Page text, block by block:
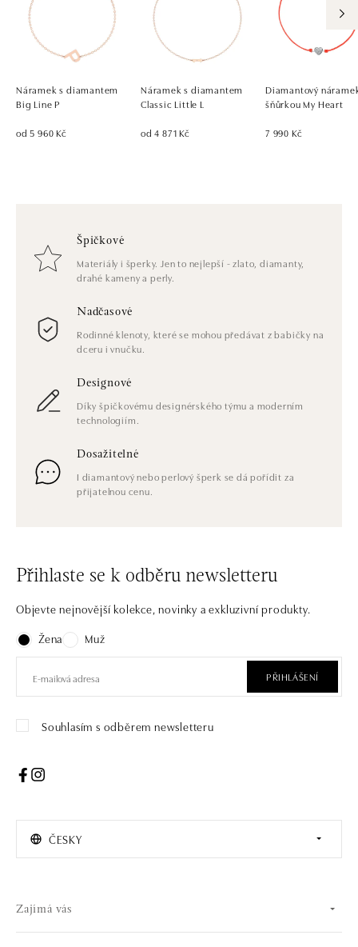
Náramek s diamantem
Big Line P
od 5 960 Kč
Náramek s diamantem
Classic Little L
od 4 871 Kč
Diamantový
šňůrkou My Heart
7 990 Kč
Špičkové
Materiály i šperky. Jen to nejlepší - zlato, diamanty,
drahé kameny a perly.
Nadčasové
Rodinné klenoty, které se mohou předávat z babičky na
dceru i vnučku.
Designové
Díky špičkovému designérského týmu a moderním
technologiím.
Dosažitelné
I diamantový nebo perlový šperk se dá pořídit za
přijatelnou cenu.
Přihlaste se k odběru newsletteru
Objevte nejnovější kolekce, novinky a exkluzivní produkty.
Žena
Muž
PŘIHLÁŠENÍ
Souhlasím s odběrem newsletteru
ČESKY
Zajímá vás